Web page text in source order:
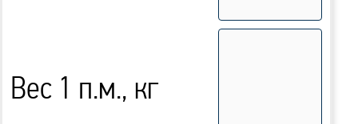
Вес 1 п.м., кг